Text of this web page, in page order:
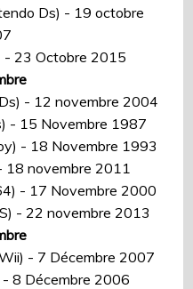
Ds) - 19 octobre
- 23 Octobre 2015
- 12 novembre 2004
- 15 Novembre 1987
- 18 Novembre 1993
18 novembre 2011
- 17 Novembre 2000
- 22 novembre 2013
- 7 Décembre 2007
8 Décembre 2006